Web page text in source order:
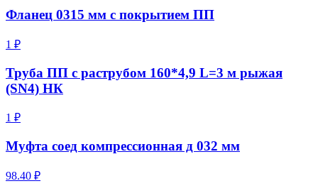
Фланец 0315 мм с покрытием ПП
1 ₽
Труба ПП с раструбом 160*4,9 L=3 м рыжая
(SN4) НК
1 ₽
Муфта соед компрессионная д 032 мм
98.40 ₽